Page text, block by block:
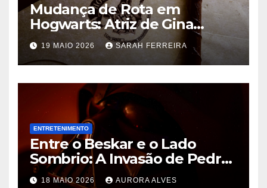
Mudança de Rota em
Hogwarts: Atriz de Gina
Weasley Deixa a Nova Série
da HBO Após a Primeira
Temporada
19 MAIO 2026 SARAH FERREIRA
ENTRETENIMENTO
Entre o Beskar e o Lado
Sombrio: A Invasão de Pedro
Pascal na Disney e o Futuro
18 MAIO 2026 AURORA ALVES